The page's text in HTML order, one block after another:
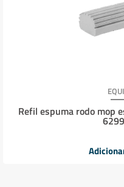
Refil espuma rodo mop